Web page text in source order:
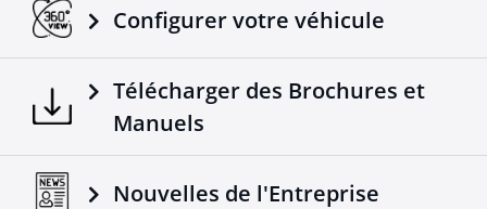
Configurer votre véhicule
Télécharger des Brochures et
Manuels
Nouvelles de l'Entreprise